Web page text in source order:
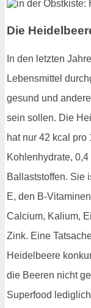
Die
In den letzten
Lebensmittel
gesund und
sein sollen. Die
hat nur 42 kcal pro
Kohlenhydrate,
Ballaststoffen. Sie
E, den B-
Calcium, Kalium,
Zink. Eine
Heidelbeere
die Beeren nicht
Superfood